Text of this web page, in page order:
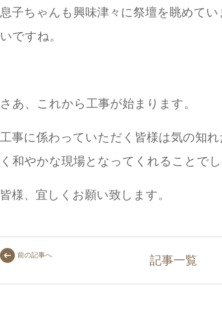
息子ちゃんも興味津々に祭壇を眺めて
いですね。
さあ、これから工事が始まります。
工事に係わっていただく皆様は気の知
く和やかな現場となってくれることで
皆様、宜しくお願い致します。
前の記事へ 記事一覧